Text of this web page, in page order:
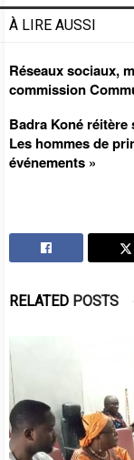
À LIRE AUSSI
Réseaux sociaux,
commission
Badra Koné
Les hommes de
événements »
RELATED POSTS